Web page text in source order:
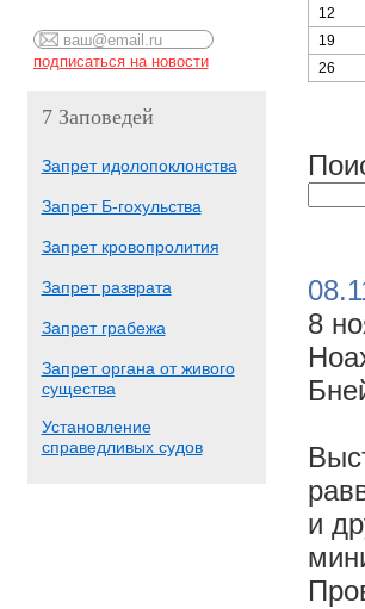
7 Заповедей
Запрет идолопоклонства
Запрет Б-гохульства
Запрет кровопролития
Запрет разврата
Запрет грабежа
Запрет органа от живого
существа
Установление
справедливых судов
12
19
26
8
и